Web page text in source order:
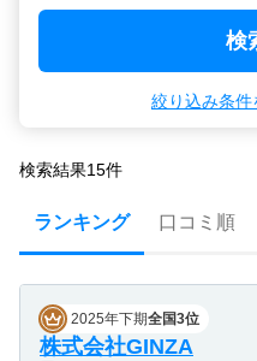
検
絞り込み条件
検索結果15件
ランキング 口コミ順
2025年下期全国3位
株式会社GINZA